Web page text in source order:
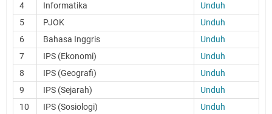
4
Informatika
Unduh
5
PJOK
Unduh
6
Bahasa Inggris
Unduh
7
IPS (Ekonomi)
Unduh
8
IPS (Geografi)
Unduh
9
IPS (Sejarah)
Unduh
10
IPS (Sosiologi)
Unduh